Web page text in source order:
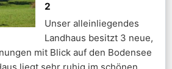
2
Unser alleinliegendes
Landhaus besitzt 3 neue,
mit Blick auf den Bodensee